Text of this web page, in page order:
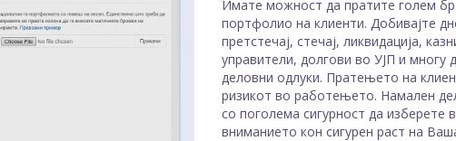
Имате можност да пратите голем
портфолио на клиенти. Добивајте
претстечај, стечај, ликвидација,
управители, долгови во УЈП и
деловни одлуки. Пратењето на
ризикот во работењето. Намален
со поголема сигурност да изберете
вниманието кон сигурен раст на